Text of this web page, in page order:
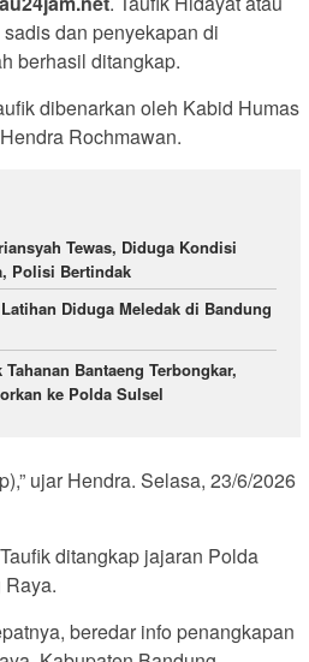
dan penyekapan di
berhasil ditangkap.
dibenarkan oleh Kabid Humas
Rochmawan.
Tewas, Diduga Kondisi
Polisi Bertindak
Diduga Meledak di Bandung
Bantaeng Terbongkar,
ke Polda Sulsel
ujar Hendra. Selasa, 23/6/2026
ditangkap jajaran Polda
beredar info penangkapan